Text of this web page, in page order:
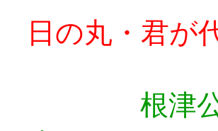
日の丸・君が
根津